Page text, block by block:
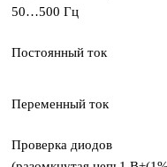
50…500 Гц
Постоянный ток
Переменный ток
Проверка диодов